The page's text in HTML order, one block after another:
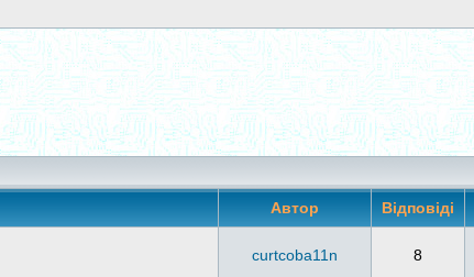
Автор Відповіді
curtcoba11n 8